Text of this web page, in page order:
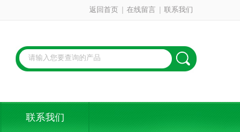
返回首页 在线留言 联系我们
联系我们